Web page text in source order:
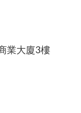
業大廈3樓